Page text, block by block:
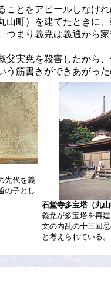
ことをアピールしなけ
山町）を建てたときに
つまり義尭は義通から
父実尭を殺害したから
う筋書きができあがっ
先代を義
の子とし
石堂寺多宝塔（丸
義尭が多宝塔を再
文の内乱の十三回
と考えられている。